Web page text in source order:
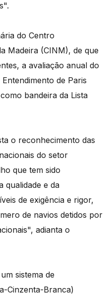
do Centro
Madeira (CINM), de que
a avaliação anual do
de Paris
bandeira da Lista
o reconhecimento das
do setor
que tem sido
qualidade e da
de exigência e rigor,
de navios detidos por
adianta o
sistema de
Cinzenta-Branca)